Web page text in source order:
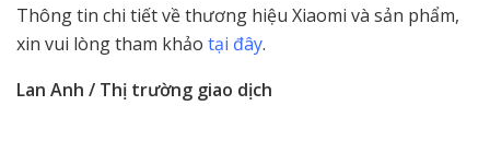
Thông tin chi tiết về thương hiệu Xiaomi và sản phẩm,
xin vui lòng tham khảo tại đây.
Lan Anh / Thị trường giao dịch